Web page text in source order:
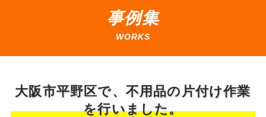
事例集
WORKS
大阪市平野区で、不用品の片付け作業
を行いました。